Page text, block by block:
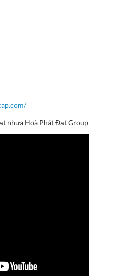
nhựa Hoà Phát Đạt Group